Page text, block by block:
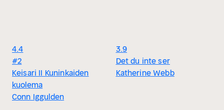
4.4
#2
Keisari II Kuninkaiden
kuolema
Conn Iggulden
3.9
Det du inte ser
Katherine Webb